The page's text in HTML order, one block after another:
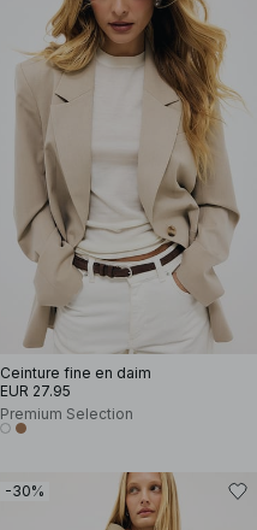
Ceinture fine en daim
EUR 27.95
Premium Selection
-30%